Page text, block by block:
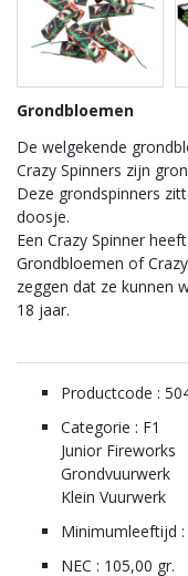
Grondbloemen
De welgekende
Crazy Spinners zijn
Deze grondspinners
doosje.
Een Crazy Spinner
Grondbloemen of
zeggen dat ze kunnen
18 jaar.
Productcode :
Categorie : F1
Junior Fireworks
Grondvuurwerk
Klein Vuurwerk
Minimumleeftijd
NEC : 105,00 gr.